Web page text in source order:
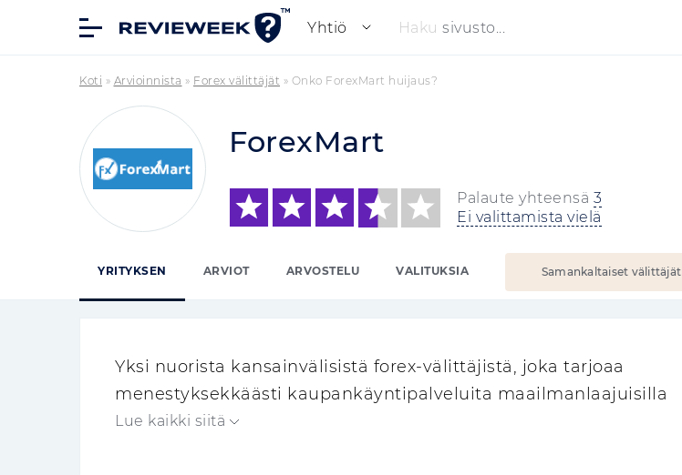
Yhtiö Haku sivusto...
Koti » Arvioinnista » Forex välittäjät » Onko ForexMart huijaus?
ForexMart
Palaute yhteensä 3
Ei valittamista vielä
YRITYKSEN ARVIOT ARVOSTELU VALITUKSIA Samankaltaiset välittäjät
Yksi nuorista kansainvälisistä forex-välittäjistä, joka tarjoaa
menestyksekkäästi kaupankäyntipalveluita maailmanlaajuisilla
sijoitusalustoilla.
Lue kaikki siitä